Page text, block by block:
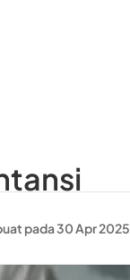
pada 30 Apr 2025